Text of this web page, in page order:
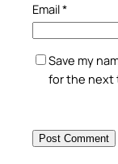
Email*
Save my
for the next